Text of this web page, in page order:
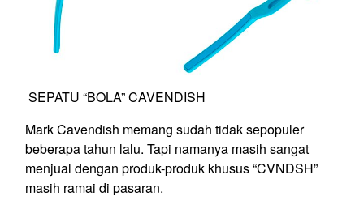
SEPATU “BOLA” CAVENDISH
Mark Cavendish memang sudah tidak sepopuler
beberapa tahun lalu. Tapi namanya masih sangat
menjual dengan produk-produk khusus “CVNDSH”
masih ramai di pasaran.